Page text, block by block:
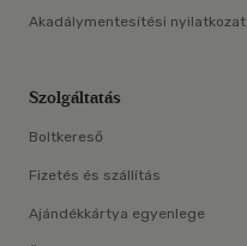
Akadálymentesítési nyilatkozat
Szolgáltatás
Boltkereső
Fizetés és szállítás
Ajándékkártya egyenlege